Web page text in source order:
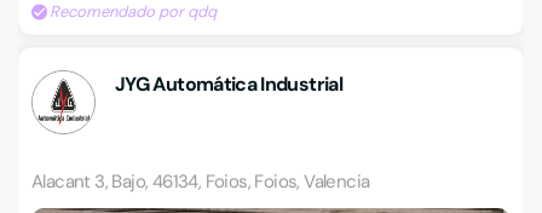
Recomendado por qdq
JYG Automática Industrial
Alacant 3, Bajo, 46134, Foios, Foios, Valencia